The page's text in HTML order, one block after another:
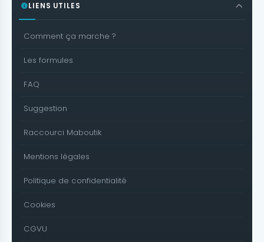
LIENS UTILES
Comment ça marche ?
Les formules
FAQ
Suggestion
Raccourci Maboutik
Mentions légales
Politique de confidentialité
Cookies
CGVU